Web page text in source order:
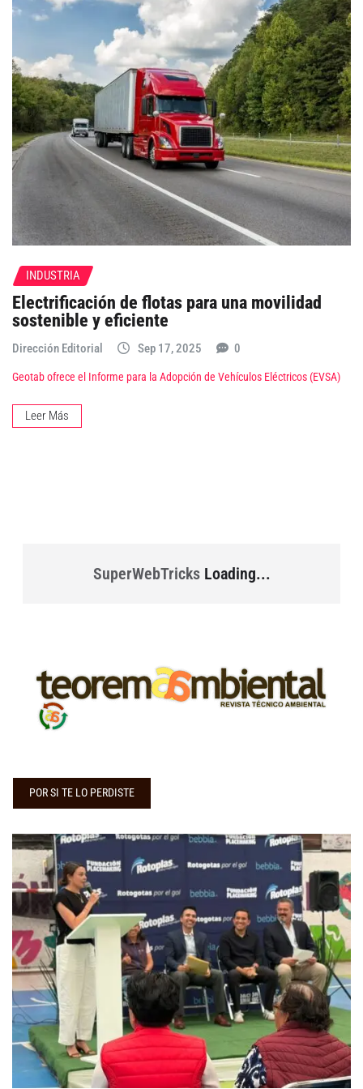
INDUSTRIA
Electrificación de flotas para una movilidad
sostenible y eficiente
Dirección Editorial Sep 17, 2025 0
Geotab ofrece el Informe para la Adopción de Vehículos Eléctricos (EVSA)
Leer Más
SuperWebTricksLoading...
POR SI TE LO PERDISTE